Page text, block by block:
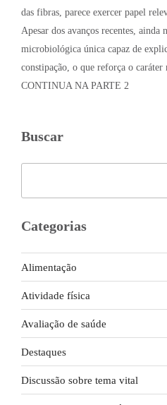
das fibras, parece exercer papel
Apesar dos avanços recentes, ainda
microbiológica única capaz de
constipação, o que reforça o
CONTINUA NA PARTE 2
Buscar
Categorias
Alimentação
Atividade física
Avaliação de saúde
Destaques
Discussão sobre tema vital